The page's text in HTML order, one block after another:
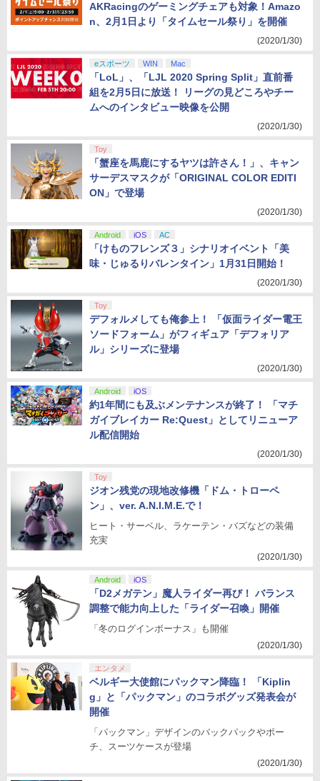
AKRacingのゲーミングチェアも対象！Amazo
n、2月1日より「タイムセール祭り」を開催
(2020/1/30)
eスポーツ WIN Mac
「LoL」、「LJL 2020 Spring Split」直前番
組を2月5日に放送！ リーグの見どころやチー
ムへのインタビュー映像を公開
(2020/1/30)
Toy
「蟹座を馬鹿にするヤツは許さん！」、キャン
サーデスマスクが「ORIGINAL COLOR EDITI
ON」で登場
(2020/1/30)
Android iOS AC
「けものフレンズ３」シナリオイベント「美
味・じゅるりバレンタイン」1月31日開始！
(2020/1/30)
Toy
デフォルメしても俺参上！ 「仮面ライダー電王
ソードフォーム」がフィギュア「デフォリア
ル」シリーズに登場
(2020/1/30)
Android iOS
約1年間にも及ぶメンテナンスが終了！ 「マチ
ガイブレイカー Re:Quest」としてリニューア
ル配信開始
(2020/1/30)
Toy
ジオン残党の現地改修機「ドム・トローペ
ン」、ver. A.N.I.M.E.で！
ヒート・サーベル、ラケーテン・バズなどの装備
充実
(2020/1/30)
Android iOS
「D2メガテン」魔人ライダー再び！ バランス
調整で能力向上した「ライダー召喚」開催
「冬のログインボーナス」も開催
(2020/1/30)
エンタメ
ベルギー大使館にパックマン降臨！ 「Kiplin
g」と「パックマン」のコラボグッズ発表会が
開催
「パックマン」デザインのバックパックやポー
チ、スーツケースが登場
(2020/1/30)